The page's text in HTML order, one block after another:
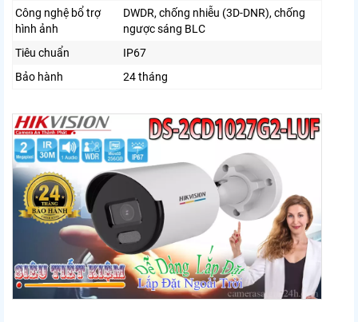
Công nghệ bổ trợ
hình ảnh
DWDR, chống nhiễu (3D-DNR), chống
ngược sáng BLC
Tiêu chuẩn
IP67
Bảo hành
24 tháng